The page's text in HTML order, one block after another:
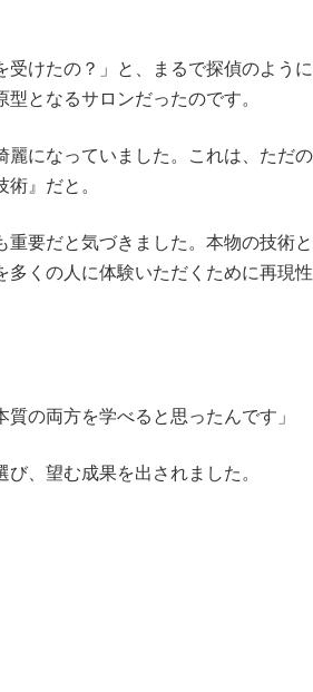
けたの？」と、まるで探偵のよう
となるサロンだったのです。
麗になっていました。これは、ただ
』だと。
要だと気づきました。本物の技術
多くの人に体験いただくために再現
質の両方を学べると思ったんです」
、望む成果を出されました。